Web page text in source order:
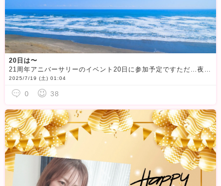
20日は〜
21周年アニバーサリーのイベント20日に参加予定ですただ…夜眠くならなきゃいいけどwwwその日 家族で海に行くのです
2025/7/19 (土) 01:04
0 38